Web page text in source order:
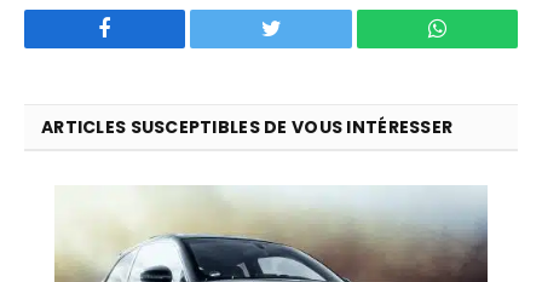
Twitter WhatsApp
ARTICLES SUSCEPTIBLES DE VOUS INTÉRESSER